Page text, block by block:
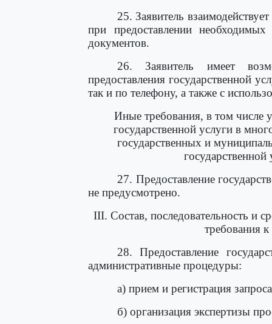
25. Заявитель
при предоставлении необходимых
документов.
26. Заявитель имеет
предоставления государственной
так и по телефону, а также с
Иные требования, в том числе
государственной услуги в
государственных и
27. Предоставление
не предусмотрено.
III. Состав, последовательность и
требования
28. Предоставление
административные процедуры:
а) прием и регистрация
б) организация экспертизы